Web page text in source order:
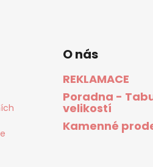
O nás
REKLAMACE
Poradna -
velikostí
Kamenné